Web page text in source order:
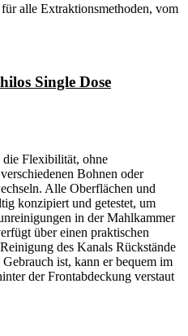
alle Extraktionsmethoden, vom
Single Dose
die Flexibilität, ohne
Bohnen oder
Alle Oberflächen und
konzipiert und getestet, um
in der Mahlkammer
über einen praktischen
des Kanals Rückstände
ist, kann er bequem im
der Frontabdeckung verstaut